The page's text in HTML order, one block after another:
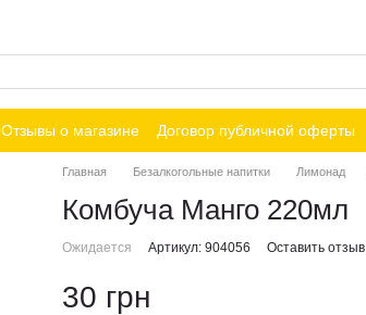
Отзывы о магазине Договор публичной оферты
Главная Безалкогольные напитки Лимонад
Комбуча Манго 220мл
Ожидается Артикул: 904056 Оставить отзыв
30 грн